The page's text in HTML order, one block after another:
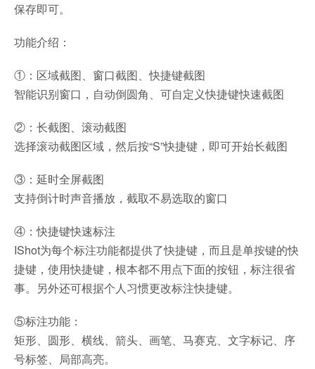
保存即可。
功能介绍：
①：区域截图、窗口截图、快捷键截图
智能识别窗口，自动倒圆角、可自定义快捷键快速截图
②：长截图、滚动截图
选择滚动截图区域，然后按“S”快捷键，即可开始长截图
③：延时全屏截图
支持倒计时声音播放，截取不易选取的窗口
④：快捷键快速标注
IShot为每个标注功能都提供了快捷键，而且是单按键的快
捷键，使用快捷键，根本都不用点下面的按钮，标注很省
事。另外还可根据个人习惯更改标注快捷键。
⑤标注功能：
矩形、圆形、横线、箭头、画笔、马赛克、文字标记、序
号标签、局部高亮。